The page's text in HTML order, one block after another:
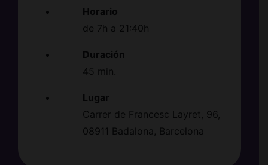
Horario
de 7h a 21:40h
Duración
45 min.
Lugar
Carrer de Francesc Layret, 96,
08911 Badalona, Barcelona